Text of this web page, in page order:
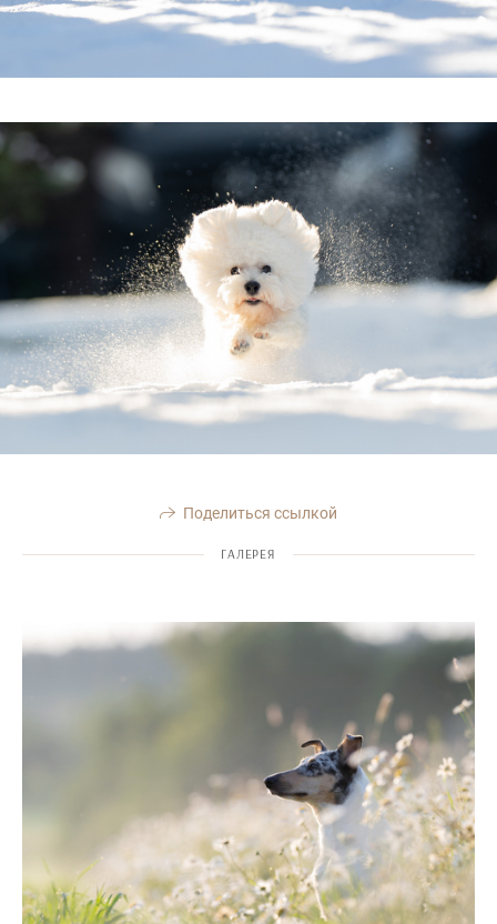
Поделиться ссылкой
ГАЛЕРЕЯ